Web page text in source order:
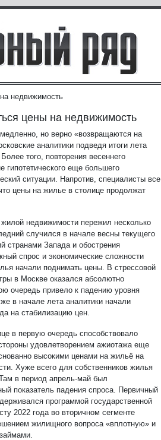
недвижимость
цены на недвижимость
но верно «возвращаются на
аналитики подведя итоги лета
Более того, повторения весеннего
гипотетического еще большего
ситуации. Напротив, специалисты все
цены на жилье в столице продолжат
недвижимости пережил несколько
случился в начале весны текущего
странами Запада и обострения
спрос и экономические сложности
начали поднимать цены. В стрессовой
в Москве оказался абсолютно
очередь привело к падению уровня
в начале лета аналитики начали
на стабилизацию цен.
в первую очередь способствовало
удовлетворением ажиотажа еще
высокими ценами на жильё на
Хуже всего для собственников жилья
в период апрель-май был
показатель падения спроса. Первичный
программой государственной
2022 года во вторичном сегменте
жилищного вопроса «вплотную» и